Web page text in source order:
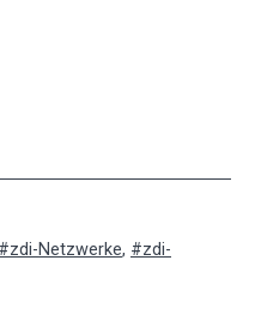
zdi-Netzwerke,
zdi-